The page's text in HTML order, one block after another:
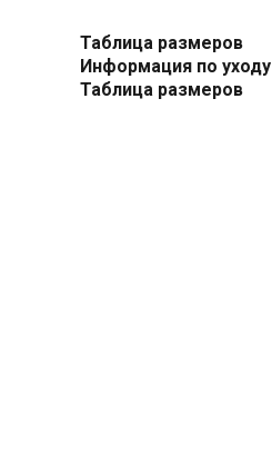
Таблица размеров
Информация по уходу
Таблица размеров